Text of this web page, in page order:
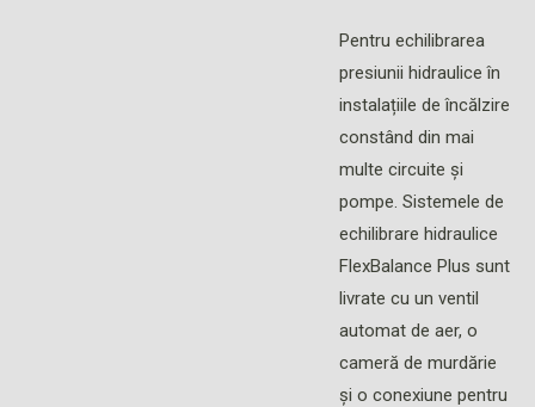
Pentru echilibrarea
presiunii hidraulice în
instalațiile de încălzire
constând din mai
multe circuite și
pompe. Sistemele de
echilibrare hidraulice
FlexBalance Plus sunt
livrate cu un ventil
automat de aer, o
cameră de murdărie
și o conexiune pentru